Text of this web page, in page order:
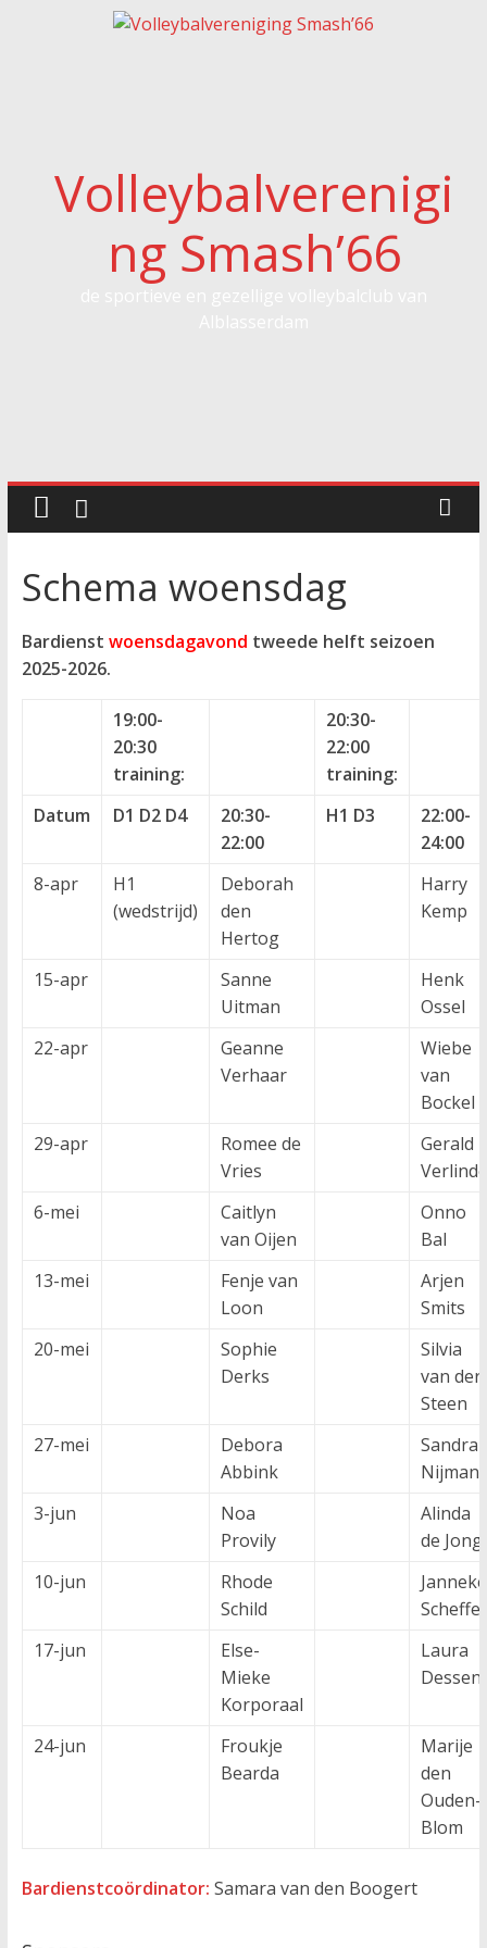
Volleybalverenigi
ng Smash’66
Schema woensdag
Bardienst woensdagavond tweede helft seizoen
2025-2026.
19:00-
20:30
training:
20:30-
22:00
training:
Datum
D1 D2 D4
20:30-
22:00
H1 D3
22:00-
24:00
8-apr
H1
(wedstrijd)
Deborah
den
Hertog
Harry
Kemp
15-apr
Sanne
Uitman
Henk
Ossel
22-apr
Geanne
Verhaar
Wiebe
van
Bockel
29-apr
Romee de
Vries
Gerald
Verlinde
6-mei
Caitlyn
van Oijen
Onno
Bal
13-mei
Fenje van
Loon
Arjen
Smits
20-mei
Sophie
Derks
Silvia
van der
Steen
27-mei
Debora
Abbink
Sandra
Nijman
3-jun
Noa
Provily
Alinda
de Jong
10-jun
Rhode
Schild
Janneke
Scheffe
17-jun
Else-
Mieke
Korporaal
Laura
Dessen
24-jun
Froukje
Bearda
Marije
den
Ouden-
Blom
Bardienstcoördinator: Samara van den Boogert